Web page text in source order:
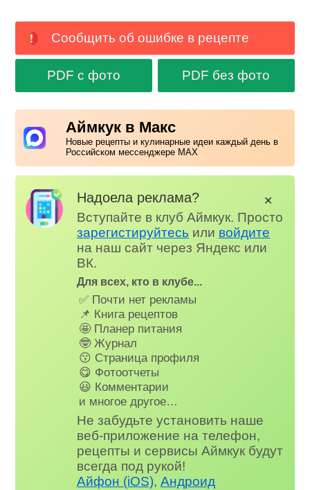
Сообщить об ошибке в рецепте
PDF с фото PDF без фото
Аймкук в Макс
Новые рецепты и кулинарные идеи каждый день в
Российском мессенджере MAX
Надоела реклама?
Вступайте в клуб Аймкук. Просто
зарегистируйтесь или войдите
на наш сайт через Яндекс или
ВК.
Для всех, кто в клубе...
✅ Почти нет рекламы
📌 Книга рецептов
🤩 Планер питания
🤓 Журнал
😗 Страница профиля
😋 Фотоотчеты
😃 Комментарии
и многое другое…
Не забудьте установить наше
веб-приложение на телефон,
рецепты и сервисы Аймкук будут
всегда под рукой!
Айфон (iOS),Андроид
✕